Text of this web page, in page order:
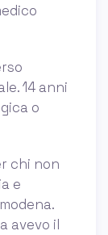
14 anni
o
chi non
e
avevo il